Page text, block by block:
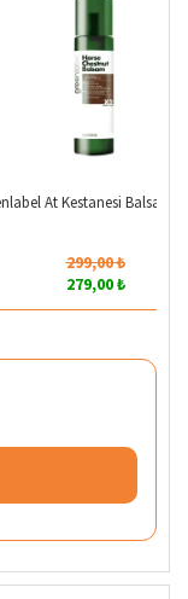
At Kestanesi Balsam
299,00 ₺
279,00 ₺